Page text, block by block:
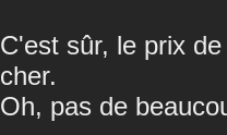
C'est sûr, le prix
cher.
Oh, pas de